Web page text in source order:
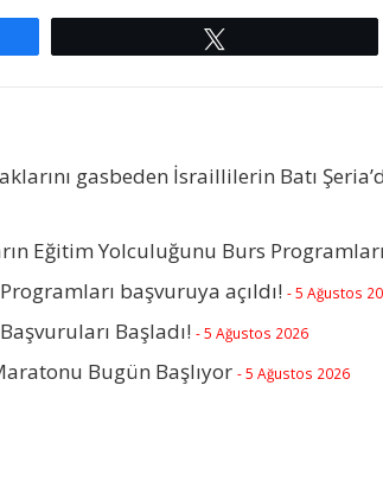
gasbeden İsraillilerin Batı
Eğitim Yolculuğunu Burs
başvuruya açıldı! - 5 Ağustos
Başladı! - 5 Ağustos 2026
Bugün Başlıyor - 5 Ağustos 2026